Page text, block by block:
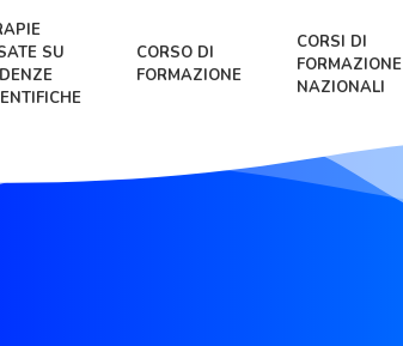
SU
CORSO DI
FORMAZIONE
CORSI DI
FORMAZIONE
NAZIONALI